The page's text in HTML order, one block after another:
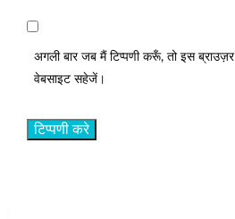
अगली बार जब मैं टिप्पणी करूँ, तो इस
वेबसाइट सहेजें।